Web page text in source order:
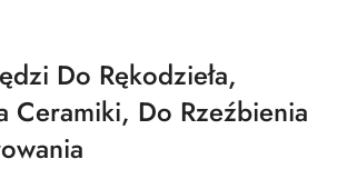
Do Rękodzieła,
Ceramiki, Do Rzeźbienia